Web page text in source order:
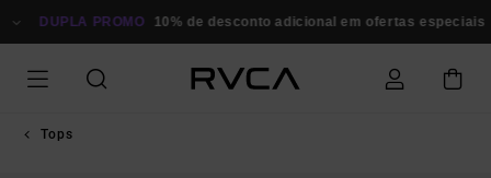
PARA DUPLA PROMO 10% de desconto adicional em ofertas especiais
Tops